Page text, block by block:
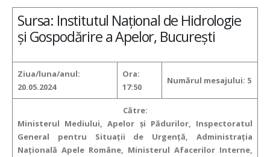
Sursa: Institutul Național de Hidrologie
și Gospodărire a Apelor, București
Ziua/luna/anul:
20.05.2024
Ora:
17:50
Numărul mesajului: 5
Către:
Ministerul Mediului, Apelor și Pădurilor, Inspectoratul
General pentru Situații de Urgență, Administrația
Națională Apele Române, Ministerul Afacerilor Interne,